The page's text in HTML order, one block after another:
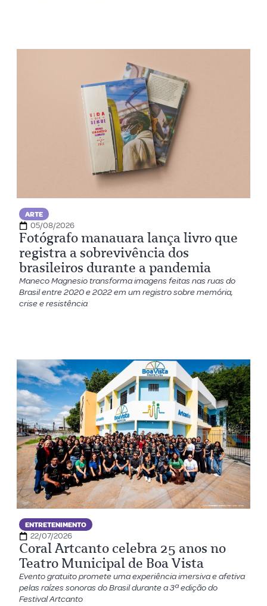
ARTE
05/08/2026
Fotógrafo manauara lança livro que
registra a sobrevivência dos
brasileiros durante a pandemia
Maneco Magnesio transforma imagens feitas nas ruas do
Brasil entre 2020 e 2022 em um registro sobre memória,
crise e resistência
ENTRETENIMENTO
22/07/2026
Coral Artcanto celebra 25 anos no
Teatro Municipal de Boa Vista
Evento gratuito promete uma experiência imersiva e afetiva
pelas raízes sonoras do Brasil durante a 3ª edição do
Festival Artcanto